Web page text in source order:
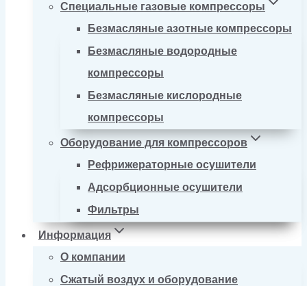
Специальные газовые компрессоры
Безмасляные азотные компрессоры
Безмасляные водородные
компрессоры
Безмасляные кислородные
компрессоры
Оборудование для компрессоров
Рефрижераторные осушители
Адсорбционные осушители
Фильтры
Информация
О компании
Сжатый воздух и оборудование